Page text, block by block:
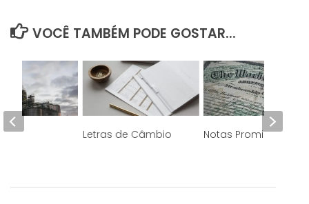
VOCÊ TAMBÉM PODE GOSTAR...
Letras de Câmbio Notas Promissórias